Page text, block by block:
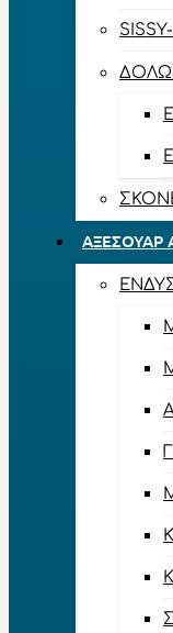
ΑΞΕΣΟΥΆΡ